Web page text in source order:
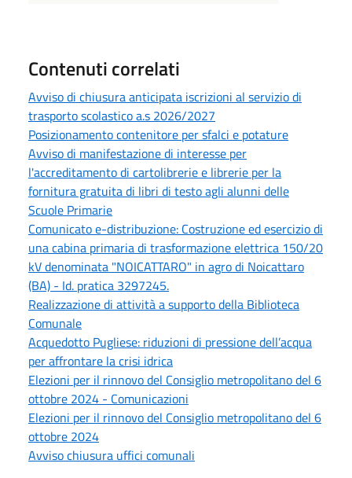
Contenuti correlati
Avviso di chiusura anticipata iscrizioni al servizio di
trasporto scolastico a.s 2026/2027
Posizionamento contenitore per sfalci e potature
Avviso di manifestazione di interesse per
l'accreditamento di cartolibrerie e librerie per la
fornitura gratuita di libri di testo agli alunni delle
Scuole Primarie
Comunicato e-distribuzione: Costruzione ed esercizio di
una cabina primaria di trasformazione elettrica 150/20
kV denominata "NOICATTARO" in agro di Noicattaro
(BA) - Id. pratica 3297245.
Realizzazione di attività a supporto della Biblioteca
Comunale
Acquedotto Pugliese: riduzioni di pressione dell’acqua
per affrontare la crisi idrica
Elezioni per il rinnovo del Consiglio metropolitano del 6
ottobre 2024 - Comunicazioni
Elezioni per il rinnovo del Consiglio metropolitano del 6
ottobre 2024
Avviso chiusura uffici comunali